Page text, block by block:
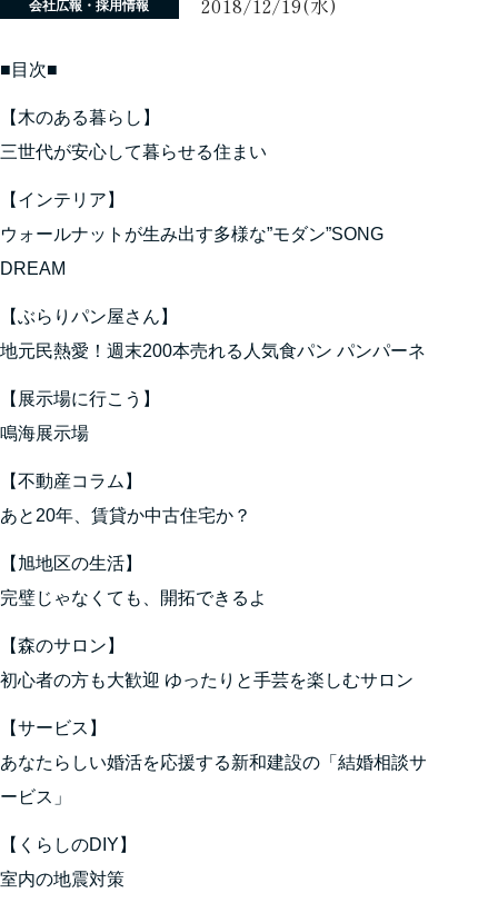
会社広報・採用情報 2018/12/19(水)
■目次■
【木のある暮らし】
三世代が安心して暮らせる住まい
【インテリア】
ウォールナットが生み出す多様な”モダン”SONG
DREAM
【ぶらりパン屋さん】
地元民熱愛！週末200本売れる人気食パン パンパーネ
【展示場に行こう】
鳴海展示場
【不動産コラム】
あと20年、賃貸か中古住宅か？
【旭地区の生活】
完璧じゃなくても、開拓できるよ
【森のサロン】
初心者の方も大歓迎 ゆったりと手芸を楽しむサロン
【サービス】
あなたらしい婚活を応援する新和建設の「結婚相談サ
ービス」
【くらしのDIY】
室内の地震対策